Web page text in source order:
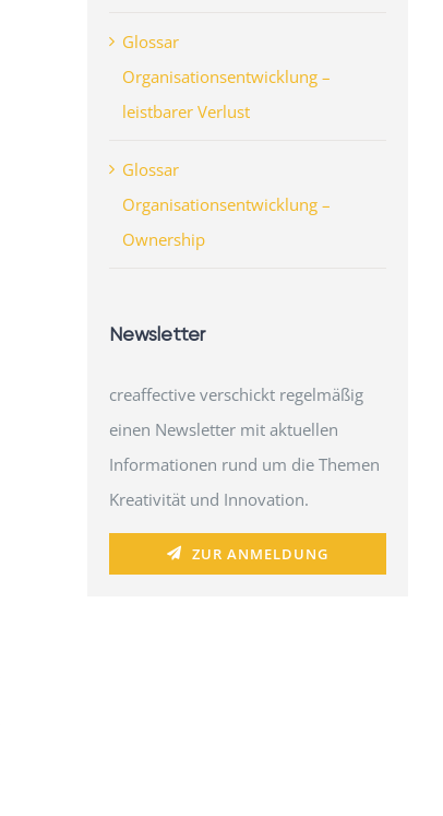
Glossar
Organisationsentwicklung –
leistbarer Verlust
Glossar
Organisationsentwicklung –
Ownership
Newsletter
creaffective verschickt regelmäßig
einen Newsletter mit aktuellen
Informationen rund um die Themen
Kreativität und Innovation.
ZUR ANMELDUNG